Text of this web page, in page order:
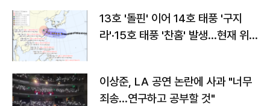
13호 '돌핀' 이어 14호 태풍 '구지
라'·15호 태풍 '찬홈' 발생…현재 위
이상준, LA 공연 논란에 사과 "너무
죄송…연구하고 공부할 것"